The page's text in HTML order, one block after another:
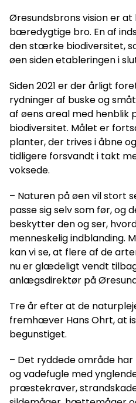
Øresundsbrons vision er
bæredygtige bro. En af
den stærke biodiversitet,
øen siden etableringen i
Siden 2021 er der årligt
rydninger af buske og
af øens areal med
biodiversitet. Målet er
planter, der trives i åbne
tidligere forsvandt i takt
voksede.
– Naturen på øen vil
passe sig selv som før, og
beskytter den og ser,
menneskelig indblanding.
kan vi se, at flere af de
nu er glædeligt vendt
anlægsdirektør på
Tre år efter at de
fremhæver Hans Ohrt, at
begunstiget.
– Det ryddede område
og vadefugle med
præstekraver,